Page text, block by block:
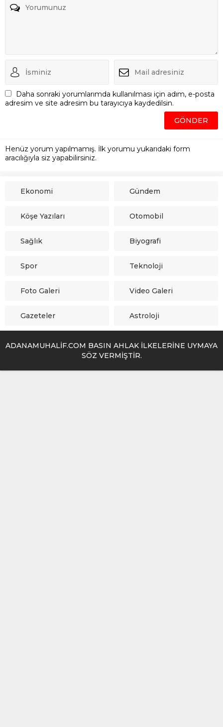
Daha sonraki yorumlarımda kullanılması için adım, e-posta
adresim ve site adresim bu tarayıcıya kaydedilsin.
Henüz yorum yapılmamış. İlk yorumu yukarıdaki form
aracılığıyla siz yapabilirsiniz.
Ekonomi Gündem
Köşe Yazıları Otomobil
Sağlık Biyografi
Spor Teknoloji
Foto Galeri Video Galeri
Gazeteler Astroloji
ADANAMUHALİF.COM BASIN AHLAK İLKELERİNE UYMAYA
SÖZ VERMİŞTİR.